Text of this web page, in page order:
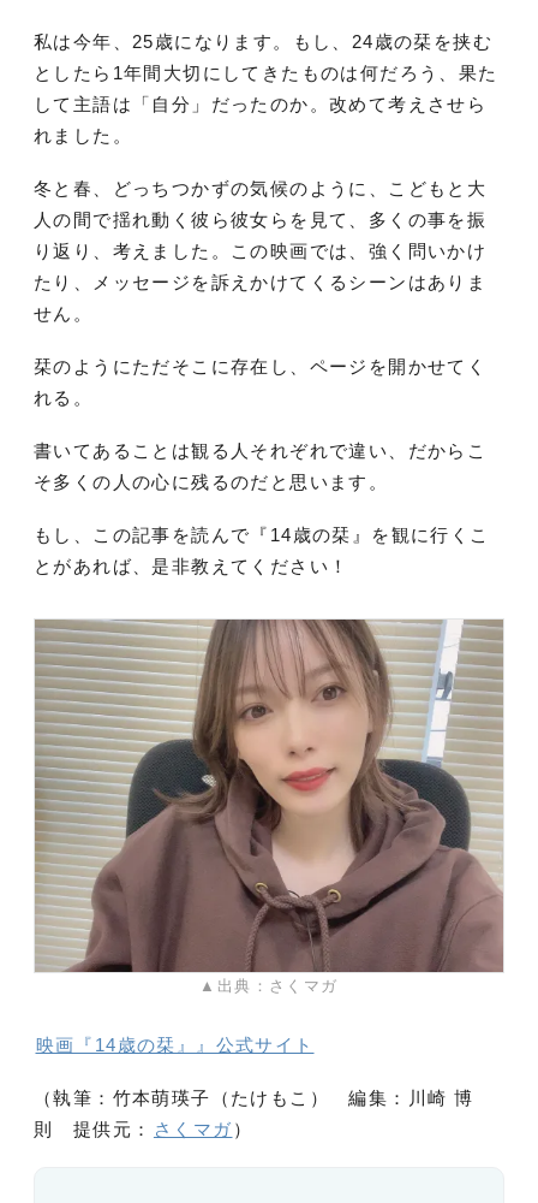
私は今年、25歳になります。もし、24歳の栞を挟む
としたら1年間大切にしてきたものは何だろう、果た
して主語は「自分」だったのか。改めて考えさせら
れました。
冬と春、どっちつかずの気候のように、こどもと大
人の間で揺れ動く彼ら彼女らを見て、多くの事を振
り返り、考えました。この映画では、強く問いかけ
たり、メッセージを訴えかけてくるシーンはありま
せん。
栞のようにただそこに存在し、ページを開かせてく
れる。
書いてあることは観る人それぞれで違い、だからこ
そ多くの人の心に残るのだと思います。
もし、この記事を読んで『14歳の栞』を観に行くこ
とがあれば、是非教えてください！
▲出典：さくマガ
映画『14歳の栞』』公式サイト
（執筆：竹本萌瑛子（たけもこ） 編集：川崎 博
則 提供元：
さくマガ ）